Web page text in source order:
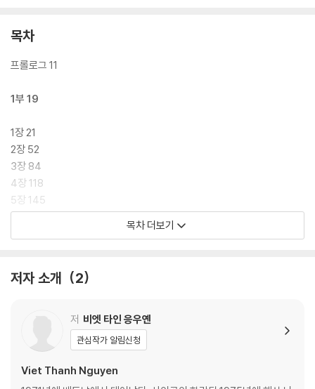
목차
프롤로그 11
1부 19
1장 21
2장 52
3장 84
4장 118
5장 145
7장 194
3부 295
목차 더보기
저자 소개 2
저 비엣 타인 응우옌
관심작가 알림신청
Viet Thanh Nguyen